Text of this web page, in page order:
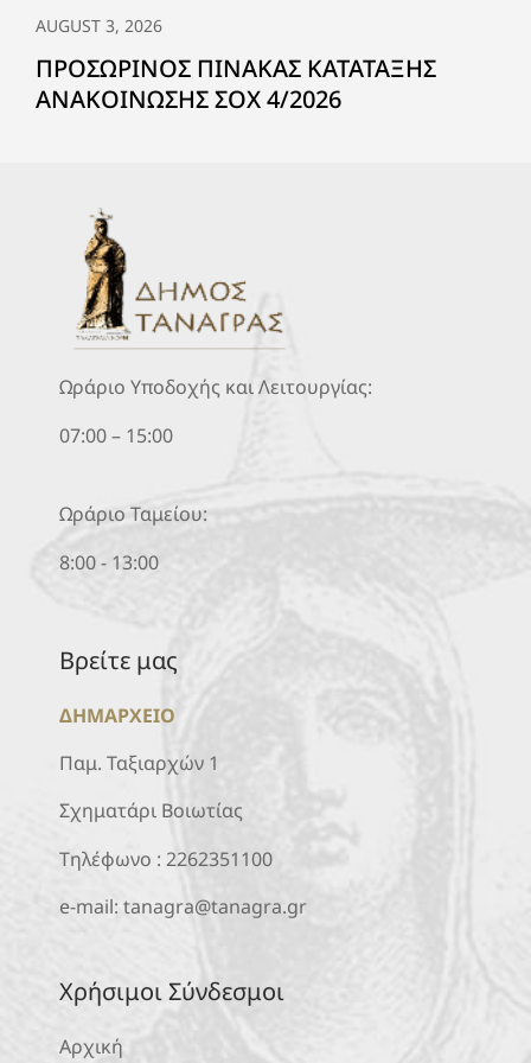
AUGUST 3, 2026
ΠΡΟΣΩΡΙΝΟΣ ΠΙΝΑΚΑΣ ΚΑΤΑΤΑΞΗΣ
ΑΝΑΚΟΙΝΩΣΗΣ ΣΟΧ 4/2026
Ωράριο Υποδοχής και Λειτουργίας:
07:00 – 15:00
Ωράριο Ταμείου:
8:00 - 13:00
Βρείτε μας
ΔΗΜΑΡΧΕΙΟ
Παμ. Ταξιαρχών 1
Σχηματάρι Βοιωτίας
Τηλέφωνο : 2262351100
e-mail: tanagra@tanagra.gr
Χρήσιμοι Σύνδεσμοι
Αρχική